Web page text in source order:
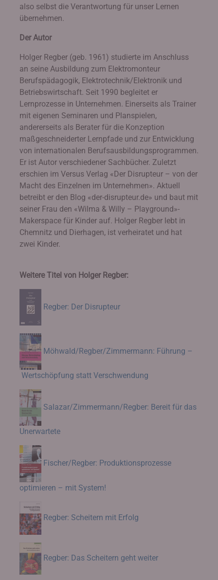
also selbst die Verantwortung für unser Lernen
übernehmen.
Der Autor
Holger Regber (geb. 1961) studierte im Anschluss
an seine Ausbildung zum Elektromonteur
Berufspädagogik, Elektrotechnik/Elektronik und
Betriebswirtschaft. Seit 1990 begleitet er
Lernprozesse in Unternehmen. Einerseits als Trainer
mit eigenen Seminaren und Planspielen,
andererseits als Berater für die Konzeption
maßgeschneiderter Lernpfade und zur Entwicklung
von internationalen Berufsausbildungsprogrammen.
Er ist Autor verschiedener Sachbücher. Zuletzt
erschien im Versus Verlag «Der Disrupteur – von der
Macht des Einzelnen im Unternehmen». Aktuell
betreibt er den Blog «der-disrupteur.de» und baut mit
seiner Frau den «Wilma & Willy – Playground»-
Makerspace für Kinder auf. Holger Regber lebt in
Chemnitz und Dierhagen, ist verheiratet und hat
zwei Kinder.
Weitere Titel von Holger Regber:
Regber: Der Disrupteur
Möhwald/Regber/Zimmermann: Führung –
Wertschöpfung statt Verschwendung
Salazar/Zimmermann/Regber: Bereit für das
Unerwartete
Fischer/Regber: Produktionsprozesse
optimieren – mit System!
Regber: Scheitern mit Erfolg
Regber: Das Scheitern geht weiter